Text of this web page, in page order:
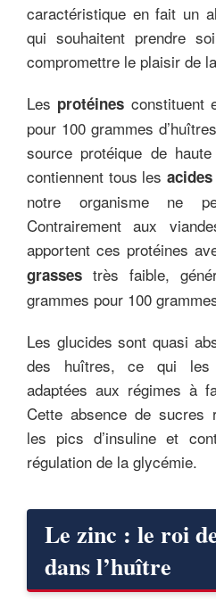
caractéristique en fait un
qui souhaitent prendre
compromettre le plaisir de
Les protéines constituent
pour 100 grammes
source protéique de
contiennent tous les
notre organisme ne
Contrairement aux
apportent ces protéines
grasses très faible,
grammes pour 100
Les glucides sont quasi
des huîtres, ce qui les
adaptées aux régimes à
Cette absence de sucres
les pics d’insuline et
régulation de la glycémie.
Le zinc : le roi
dans l’huître